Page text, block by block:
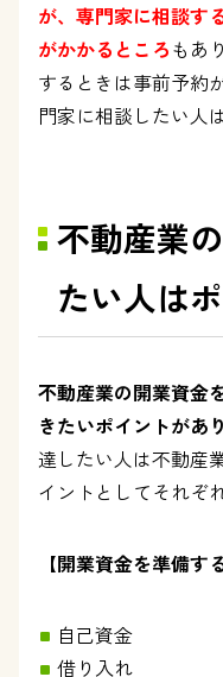
が、専門家に相談す
がかかるところもあ
するときは事前予約
門家に相談したい人
不動産業
たい人は
不動産業の開業資金
きたいポイントがあ
達したい人は不動産
イントとしてそれぞ
【開業資金を準備す
自己資金
借り入れ